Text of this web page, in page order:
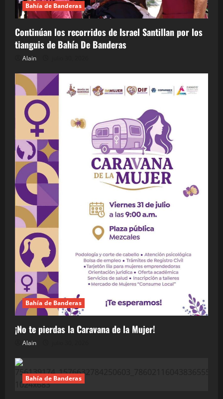
Bahía de Banderas
Continúan los recorridos de Israel Santillan por los
tianguis de Bahía De Banderas
Alain
Bahía de Banderas
¡No te pierdas la Caravana de la Mujer!
Alain
Bahía de Banderas